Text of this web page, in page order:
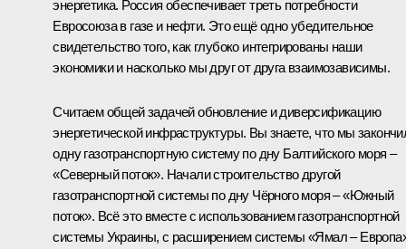
энергетика. Россия обеспечивает треть потребности
Евросоюза в газе и нефти. Это ещё одно убедительное
свидетельство того, как глубоко интегрированы наши
экономики и насколько мы друг от друга взаимозависимы.
Считаем общей задачей обновление и диверсификацию
энергетической инфраструктуры. Вы знаете, что мы
одну газотранспортную систему по дну Балтийского моря –
«Северный поток». Начали строительство другой
газотранспортной системы по дну Чёрного моря – «Южный
поток». Всё это вместе с использованием газотранспортной
системы Украины, с расширением системы «Ямал –